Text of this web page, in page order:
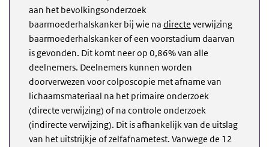
aan het bevolkingsonderzoek
baarmoederhalskanker bij wie na directe verwijzing
baarmoederhalskanker of een voorstadium daarvan
is gevonden. Dit komt neer op 0,86% van alle
deelnemers. Deelnemers kunnen worden
doorverwezen voor colposcopie met afname van
lichaamsmateriaal na het primaire onderzoek
(directe verwijzing) of na controle onderzoek
(indirecte verwijzing). Dit is afhankelijk van de uitslag
van het uitstrijkje of zelfafnametest. Vanwege de 12